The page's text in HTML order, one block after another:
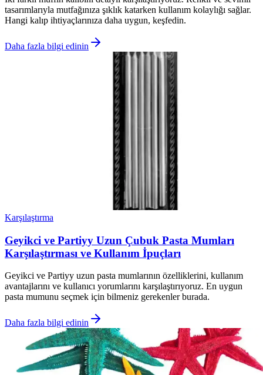
tasarımlarıyla mutfağınıza şıklık katarken kullanım kolaylığı sağlar.
Hangi kalıp ihtiyaçlarınıza daha uygun, keşfedin.
Daha fazla bilgi edinin
Karşılaştırma
Geyikci ve Partiyy Uzun Çubuk Pasta Mumları
Karşılaştırması ve Kullanım İpuçları
Geyikci ve Partiyy uzun pasta mumlarının özelliklerini, kullanım
avantajlarını ve kullanıcı yorumlarını karşılaştırıyoruz. En uygun
pasta mumunu seçmek için bilmeniz gerekenler burada.
Daha fazla bilgi edinin